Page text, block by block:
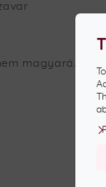
magyarázható